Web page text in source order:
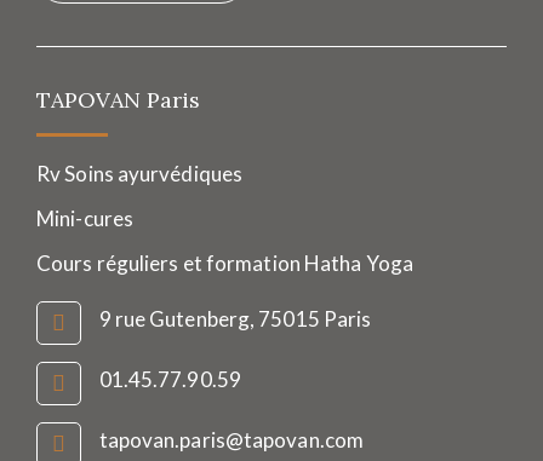
TAPOVAN Paris
Rv Soins ayurvédiques
Mini-cures
Cours réguliers et formation Hatha Yoga
9 rue Gutenberg, 75015 Paris
01.45.77.90.59
tapovan.paris@tapovan.com